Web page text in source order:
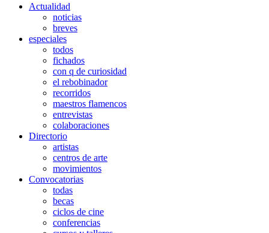
Actualidad
noticias
breves
especiales
todos
fichados
con q de curiosidad
el rebobinador
recorridos
maestros flamencos
entrevistas
colaboraciones
Directorio
artistas
centros de arte
movimientos
Convocatorias
todas
becas
ciclos de cine
conferencias